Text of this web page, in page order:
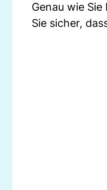
Genau wie
Sie sicher,